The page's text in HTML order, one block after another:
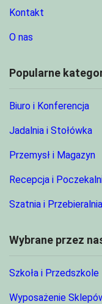
Kontakt
O nas
Popularne
Biuro i Konferencja
Jadalnia i Stołówka
Przemysł i Magazyn
Recepcja i
Szatnia i Przebieralnia
Wybrane przez
Szkoła i Przedszkole
Wyposażenie